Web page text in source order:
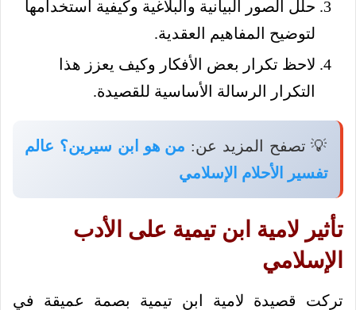
حلل الصور البيانية والبلاغية وكيفية استخدامها
لتوضيح المفاهيم العقدية.
لاحظ تكرار بعض الأفكار وكيف يعزز هذا
التكرار الرسالة الأساسية للقصيدة.
💡 تصفح المزيد عن: من هو ابن سيرين؟ عالم
تفسير الأحلام الإسلامي
تأثير لامية ابن تيمية على الأدب
الإسلامي
تركت قصيدة لامية ابن تيمية بصمة عميقة في